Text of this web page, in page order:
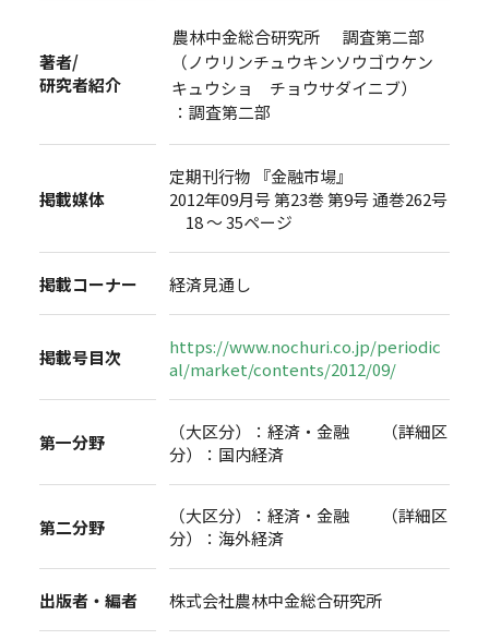
著者/
研究者紹介
農林中金総合研究所 調査第二部
（ノウリンチュウキンソウゴウケン
キュウショ チョウサダイニブ）
：調査第二部
掲載媒体
定期刊行物 『金融市場』
2012年09月号 第23巻 第9号 通巻262号
18 ～ 35ページ
掲載コーナー 経済見通し
掲載号目次
https://www.nochuri.co.jp/periodic
al/market/contents/2012/09/
第一分野
（大区分）：経済・金融 （詳細区
分）：国内経済
第二分野
（大区分）：経済・金融 （詳細区
分）：海外経済
出版者・編者 株式会社農林中金総合研究所